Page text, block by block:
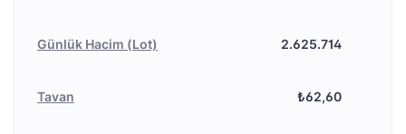
Günlük Hacim (Lot) 2.625.714
Tavan ₺62,60